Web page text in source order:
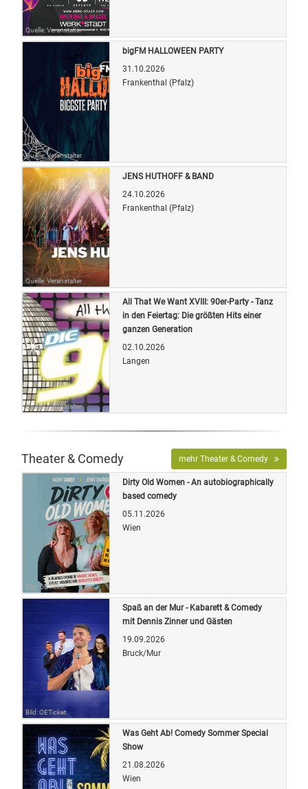
Quelle: Veranstalter
Quelle: Veranstalter
bigFM HALLOWEEN PARTY
31.10.2026
Frankenthal (Pfalz)
Quelle: Veranstalter
JENS HUTHOFF & BAND
24.10.2026
Frankenthal (Pfalz)
Quelle: Veranstalter
All That We Want XVIII: 90er-Party - Tanz
in den Feiertag: Die größten Hits einer
ganzen Generation
02.10.2026
Langen
Theater & Comedy mehr Theater & Comedy
Bild: OETicket
Dirty Old Women - An autobiographically
based comedy
05.11.2026
Wien
Bild: OETicket
Spaß an der Mur - Kabarett & Comedy
mit Dennis Zinner und Gästen
19.09.2026
Bruck/Mur
Was Geht Ab! Comedy Sommer Special
Show
21.08.2026
Wien